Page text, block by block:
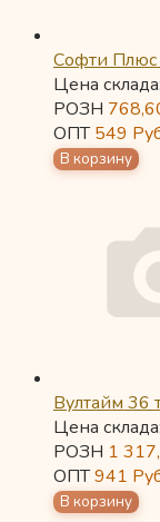
Софти
Цена склада:
РОЗН
ОПТ549
Вултайм 36
Цена склада:
РОЗН 1
ОПТ941